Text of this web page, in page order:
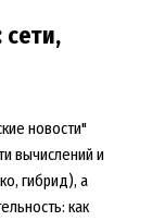
новости"
вычислений и
гибрид), а
как